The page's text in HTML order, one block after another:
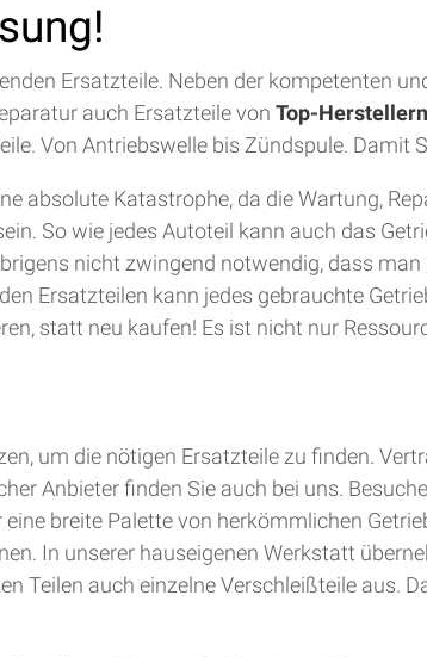
Ersatzteile. Neben der kompetenten
auch Ersatzteile von Top-Herstellern
Von Antriebswelle bis Zündspule. Damit
absolute Katastrophe, da die Wartung,
So wie jedes Autoteil kann auch das
nicht zwingend notwendig, dass
Ersatzteilen kann jedes gebrauchte
statt neu kaufen! Es ist nicht nur
um die nötigen Ersatzteile zu finden.
Anbieter finden Sie auch bei uns.
breite Palette von herkömmlichen
In unserer hauseigenen Werkstatt
Teilen auch einzelne Verschleißteile aus.